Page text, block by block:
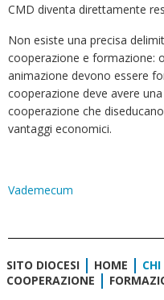
CMD diventa direttamente
Non esiste una precisa
cooperazione e formazione:
animazione devono essere
cooperazione deve avere
cooperazione che
vantaggi economici.
Vademecum
SITO DIOCESI HOME
COOPERAZIONE